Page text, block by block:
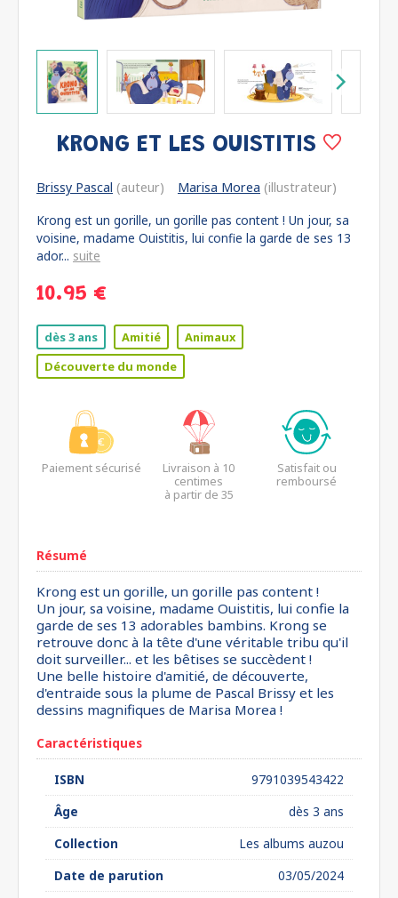
KRONG ET LES OUISTITIS
Brissy Pascal (auteur) Marisa Morea (illustrateur)
Krong est un gorille, un gorille pas content ! Un jour, sa
voisine, madame Ouistitis, lui confie la garde de ses 13
ador... suite
10.95 €
dès 3 ans Amitié
Animaux
Découverte du monde
Paiement sécurisé
Livraison à 10
centimes
à partir de 35
Satisfait ou
remboursé
Résumé
Krong est un gorille, un gorille pas content !
Un jour, sa voisine, madame Ouistitis, lui confie la
garde de ses 13 adorables bambins. Krong se
retrouve donc à la tête d'une véritable tribu qu'il
doit surveiller... et les bêtises se succèdent !
Une belle histoire d'amitié, de découverte,
d'entraide sous la plume de Pascal Brissy et les
dessins magnifiques de Marisa Morea !
Caractéristiques
ISBN
9791039543422
Âge
dès 3 ans
Collection
Les albums auzou
Date de parution
03/05/2024